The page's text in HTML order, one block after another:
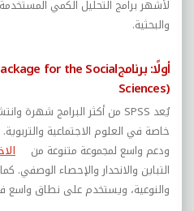
لأشهر برامج التحليل الكمي
والبحثية.
أولًا:برنامجfor the Social
Sciences)
يُعد SPSS من أكثر البرامج شهرة
خاصة في العلوم الاجتماعية
ودعم واسع لمجموعة متنوعة من
التباين والانحدار والإحصاء الوصفي.
والنوعية، ويستخدم على نطاق واسع